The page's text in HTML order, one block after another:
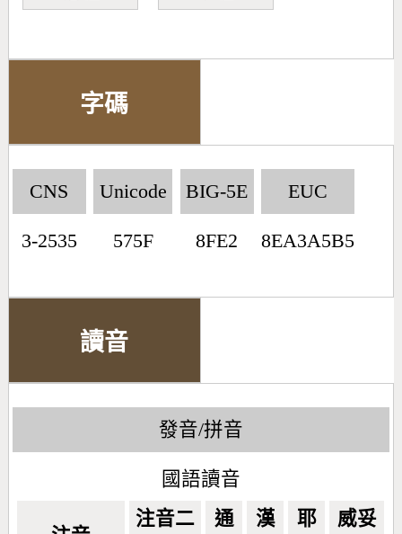
字碼
CNS
3-2535
Unicode
575F
BIG-5E
8FE2
EUC
8EA3A5B5
讀音
發音/拼音
國語讀音
注音二 通 漢 耶 威妥